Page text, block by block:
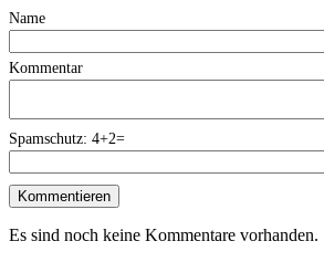
Name
Kommentar
Spamschutz: 4+2=
Es sind noch keine Kommentare vorhanden.